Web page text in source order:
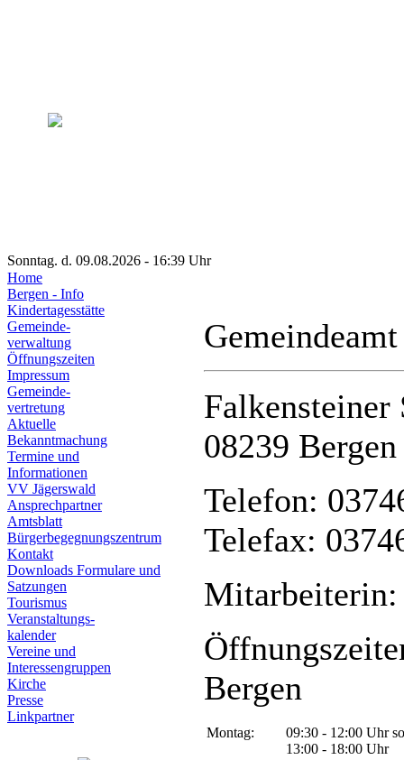
Sonntag. d. 09.08.2026 - 16:39 Uhr
Home
Bergen - Info
Kindertagesstätte
Gemeinde-
verwaltung
Öffnungszeiten
Impressum
Gemeinde-
vertretung
Aktuelle
Bekanntmachung
Termine und
Informationen
VV Jägerswald
Ansprechpartner
Amtsblatt
Bürgerbegegnungszentrum
Kontakt
Downloads Formulare und
Satzungen
Tourismus
Veranstaltungs-
kalender
Vereine und
Interessen­gruppen
Kirche
Presse
Linkpartner
Falkensteiner
08239 Bergen
Telefon:
Telefax:
Mitarbeiterin:
Bergen
Montag:
09:30 - 12:00 Uhr
13:00 - 18:00 Uhr